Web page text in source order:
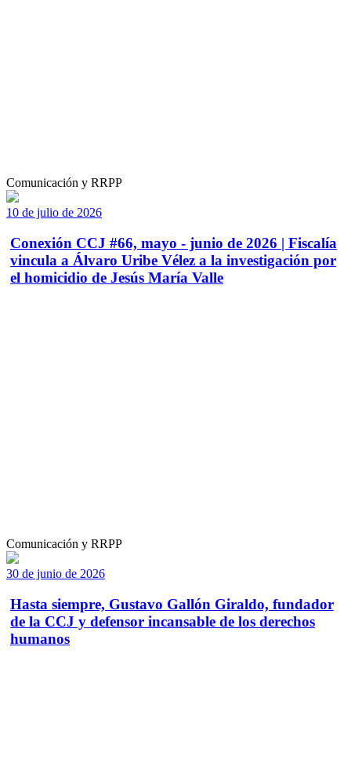
Comunicación y RRPP
10 de julio de 2026
Conexión CCJ #66, mayo - junio de 2026 | Fiscalía
vincula a Álvaro Uribe Vélez a la investigación por
el homicidio de Jesús María Valle
Comunicación y RRPP
30 de junio de 2026
Hasta siempre, Gustavo Gallón Giraldo, fundador
de la CCJ y defensor incansable de los derechos
humanos